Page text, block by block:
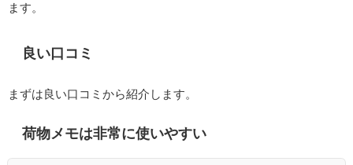
ます。
良い口コミ
まずは良い口コミから紹介します。
荷物メモは非常に使いやすい